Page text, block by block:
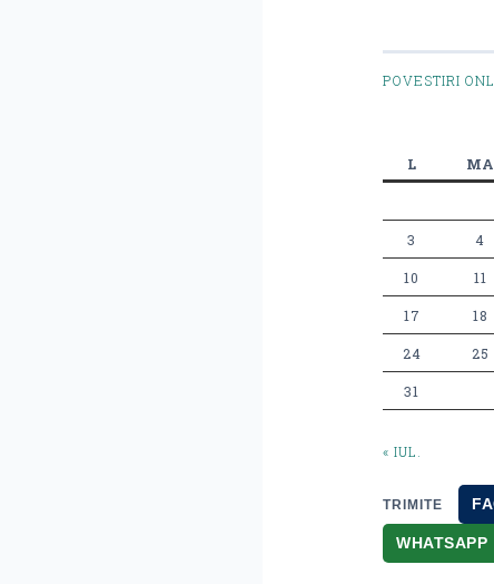
POVESTIRI
L MA
3 4
10 11
17 18
24 25
31
« IUL.
TRIMITE
WHATSAPP